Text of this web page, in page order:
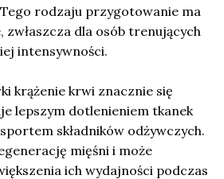
rodzaju przygotowanie ma
zwłaszcza dla osób trenujących
intensywności.
krążenie krwi znacznie się
lepszym dotlenieniem tkanek
składników odżywczych.
mięśni i może
ich wydajności podczas